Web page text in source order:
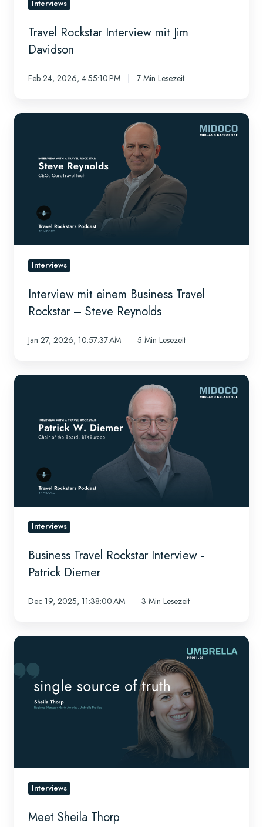
Interviews
Travel Rockstar Interview mit Jim
Davidson
Feb 24, 2026, 4:55:10 PM 7 Min Lesezeit
Interview
Business
Reynolds
Interviews
Interview mit einem Business Travel
Rockstar – Steve Reynolds
Jan 27, 2026, 10:57:37 AM 5 Min Lesezeit
Business
Interview
Diemer
Interviews
Business Travel Rockstar Interview -
Patrick Diemer
Dec 19, 2025, 11:38:00 AM 3 Min Lesezeit
Meet
Thorp
Interviews
Meet Sheila Thorp